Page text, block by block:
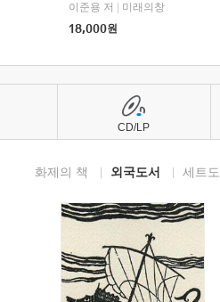
이준용 저
미래의창
18,000원
화제의 책 외국도서 세트
CD/LP